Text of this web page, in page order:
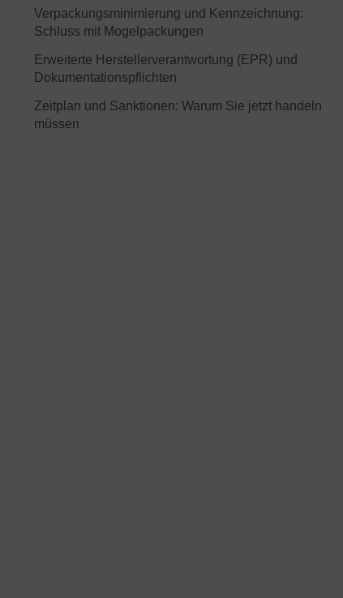
Verpackungsminimierung und Kennzeichnung:
Schluss mit Mogelpackungen
Erweiterte Herstellerverantwortung (EPR) und
Dokumentationspflichten
Zeitplan und Sanktionen: Warum Sie jetzt handeln
müssen